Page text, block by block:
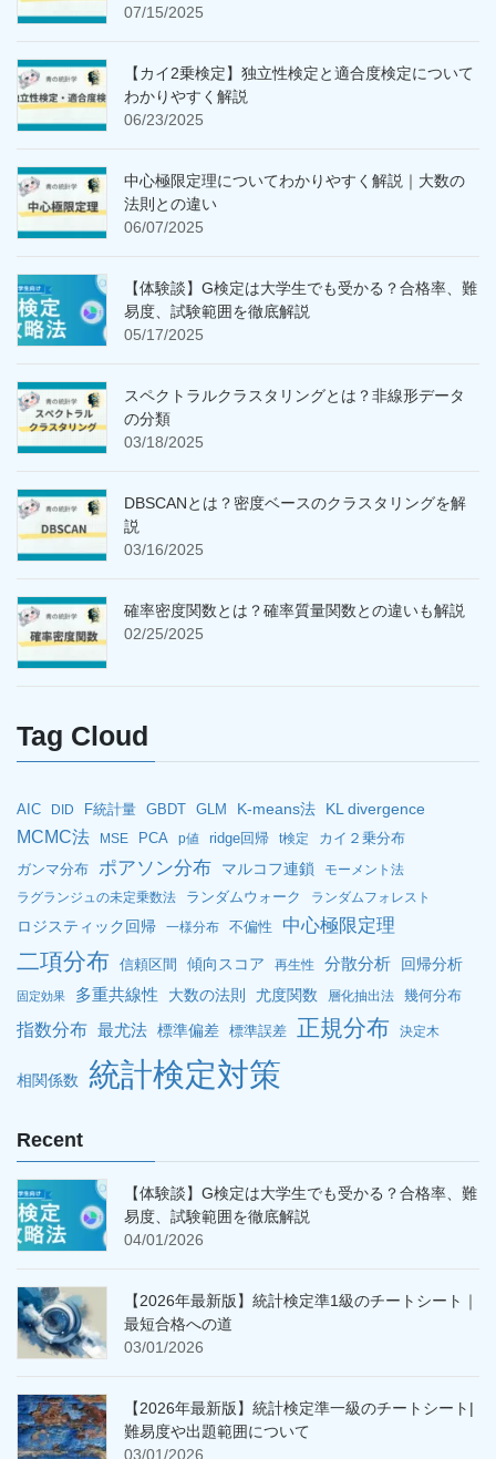
07/15/2025
【カイ2乗検定】独立性検定と適合度検定について
わかりやすく解説
06/23/2025
中心極限定理についてわかりやすく解説｜大数の
法則との違い
06/07/2025
【体験談】G検定は大学生でも受かる？合格率、難
易度、試験範囲を徹底解説
05/17/2025
スペクトラルクラスタリングとは？非線形データ
の分類
03/18/2025
DBSCANとは？密度ベースのクラスタリングを解
説
03/16/2025
確率密度関数とは？確率質量関数との違いも解説
02/25/2025
Tag Cloud
AIC DID F統計量 GBDT GLM K-means法 KL divergence
MCMC法 MSE PCA p値 ridge回帰 t検定
カイ２乗分布
ガンマ分布
ポアソン分布 マルコフ連鎖
モーメント法
ラグランジュの未定乗数法
ランダムウォーク ランダムフォレスト
ロジスティック回帰 一様分布 不偏性 中心極限定理
二項分布 信頼区間 傾向スコア 再生性 分散分析 回帰分析
固定効果 多重共線性 大数の法則 尤度関数 層化抽出法 幾何分布
指数分布 最尤法 標準偏差 標準誤差 正規分布 決定木
相関係数 統計検定対策
Recent
【体験談】G検定は大学生でも受かる？合格率、難
易度、試験範囲を徹底解説
04/01/2026
【2026年最新版】統計検定準1級のチートシート｜
最短合格への道
03/01/2026
【2026年最新版】統計検定準一級のチートシート|
難易度や出題範囲について
03/01/2026